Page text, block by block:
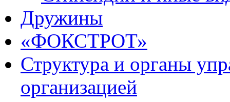
Дружины
«ФОКСТРОТ»
Структура и органы
организацией